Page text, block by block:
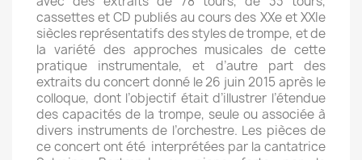
cassettes et CD publiés au cours des XXe et XXIe
siècles représentatifs des styles de trompe, et de
la variété des approches musicales de cette
pratique instrumentale, et d’autre part des
extraits du concert donné le 26 juin 2015 après le
colloque, dont l’objectif était d’illustrer l’étendue
des capacités de la trompe, seule ou associée à
divers instruments de l’orchestre. Les pièces de
ce concert ont été interprétées par la cantatrice